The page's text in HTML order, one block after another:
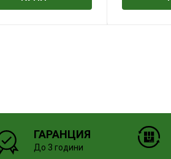
ГАРАНЦИЯ
До 3 години